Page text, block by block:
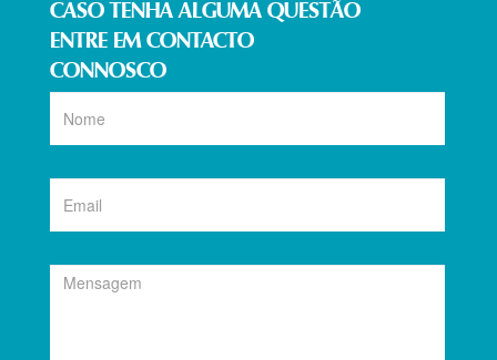
CASO TENHA ALGUMA QUESTÃO
ENTRE EM CONTACTO
CONNOSCO